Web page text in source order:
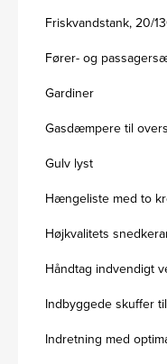
Friskvandstank, 20/
Fører- og
Gardiner
Gasdæmpere til
Gulv lyst
Hængeliste med to
Højkvalitets
Håndtag indvendigt
Indbyggede skuffer
Indretning med